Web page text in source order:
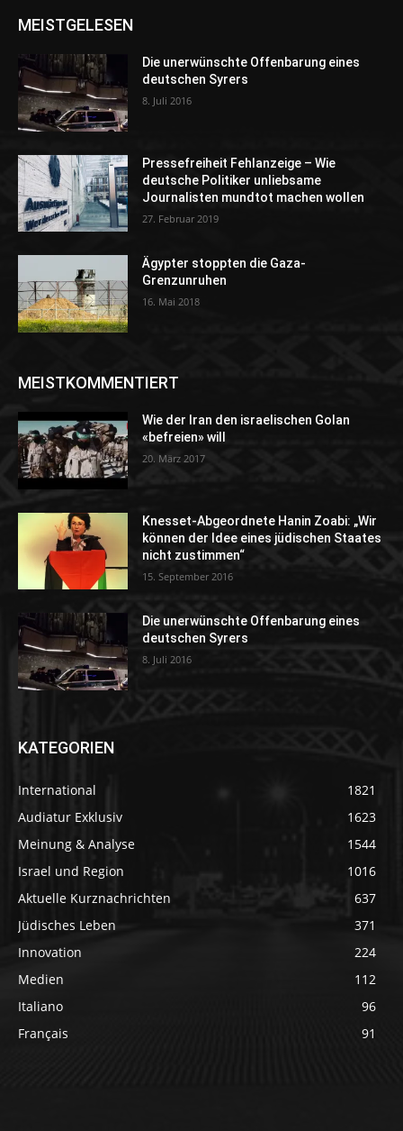
MEISTGELESEN
Die unerwünschte Offenbarung eines
deutschen Syrers
8. Juli 2016
Pressefreiheit Fehlanzeige – Wie
deutsche Politiker unliebsame
Journalisten mundtot machen wollen
27. Februar 2019
Ägypter stoppten die Gaza-
Grenzunruhen
16. Mai 2018
MEISTKOMMENTIERT
Wie der Iran den israelischen Golan
«befreien» will
20. März 2017
Knesset-Abgeordnete Hanin Zoabi: „Wir
können der Idee eines jüdischen Staates
nicht zustimmen“
15. September 2016
Die unerwünschte Offenbarung eines
deutschen Syrers
8. Juli 2016
KATEGORIEN
International
1821
Audiatur Exklusiv
1623
Meinung & Analyse
1544
Israel und Region
1016
Aktuelle Kurznachrichten
637
Jüdisches Leben
371
Innovation
224
Medien
112
Italiano
96
Français
91